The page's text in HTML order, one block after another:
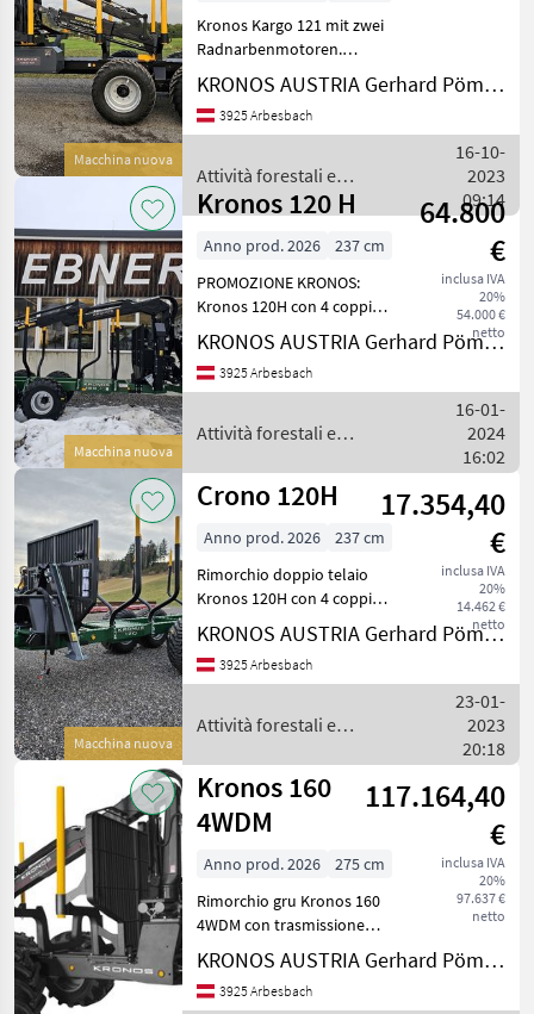
Farmi
Country
Mostra
tutti
44
MARKETPLACE
Marketplace
Offerte dei
rivenditori
Annunci
Macchina nuova
Kronos Kargo 121 mit zwei
Radnarbenmotoren.
Drucksteuerung des
Antrieb über drei Stufen
Schalter oder
Eigenölversorgung mit
einer LS Pumpe,
KRONOS AUSTRIA Gerhard Pömmer e.U.
3925 Arbesbach
Attività forestali e
lavorazione del legno /
Kronos
16-10-
2023
09:14
Macchina nuova
Kronos 120 H
64.800
€
inclusa IVA
20%
54.000 €
netto
Anno prod. 2026
237 cm
PROMOZIONE KRONOS:
Kronos 120H con 4 coppie
di montanti incl. prolunga e
fissaggio montanti,
comando timone con due
17" compresi cerc
KRONOS AUSTRIA Gerhard Pömmer e.U.
3925 Arbesbach
Attività forestali e
Kronos
16-01-
2024
16:02
Macchina nuova
Crono 120H
17.354,40
€
inclusa IVA
20%
14.462 €
netto
Anno prod. 2026
237 cm
Rimorchio doppio telaio
Kronos 120H con 4 coppie
di candelieri con prolunga,
timone articolato con due
cilindri, griglia anteriore e
cerch
KRONOS AUSTRIA Gerhard Pömmer e.U.
3925 Arbesbach
Attività forestali e
Kronos
23-01-
2023
20:18
Kronos 160
4WDM
117.164,40
€
inclusa IVA
20%
97.637 €
netto
Anno prod. 2026
275 cm
Rimorchio gru Kronos 160
4WDM con trasmissione
meccanica della presa di
forza con potenza di spinta
di 90 KN. Pneumatici
KRONOS AUSTRIA Gerhard Pömmer e.U.
3925 Arbesbach